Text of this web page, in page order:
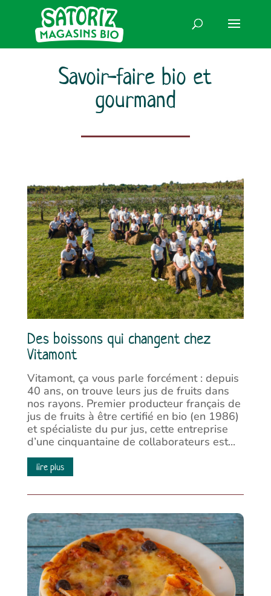
Savoir-faire bio et
gourmand
Des boissons qui changent chez
Vitamont
Vitamont, ça vous parle forcément : depuis
40 ans, on trouve leurs jus de fruits dans
nos rayons. Premier producteur français de
jus de fruits à être certifié en bio (en 1986)
et spécialiste du pur jus, cette entreprise
d’une cinquantaine de collaborateurs est...
lire plus